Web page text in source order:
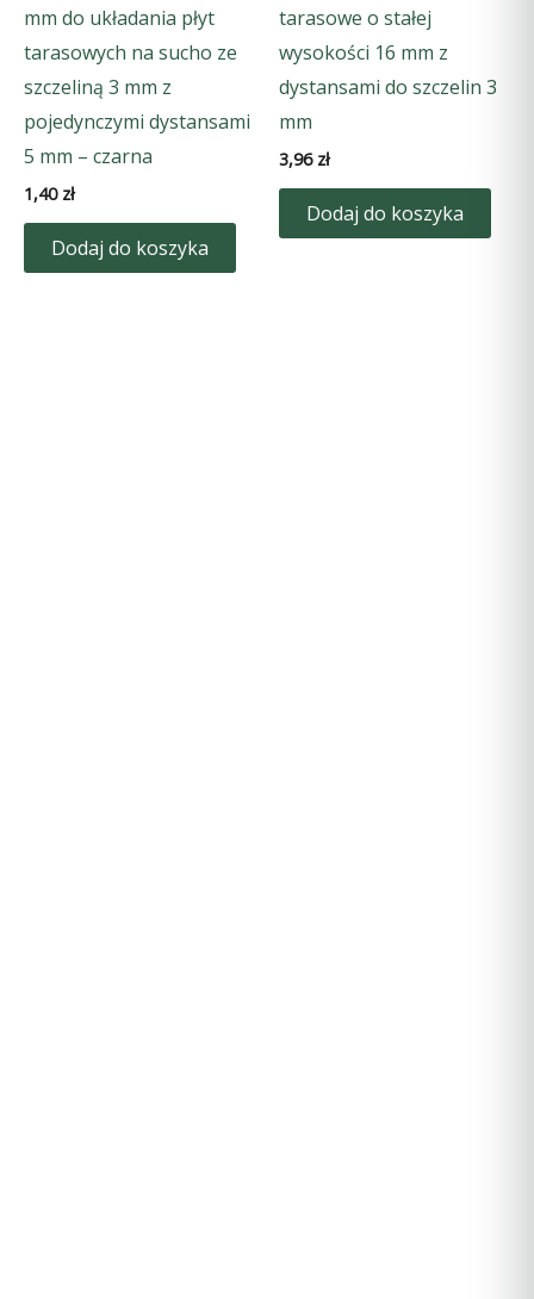
mm do układania płyt
tarasowych na sucho ze
szczeliną 3 mm z
pojedynczymi dystansami
5 mm – czarna
1,40 zł
Dodaj do koszyka
tarasowe o stałej
wysokości 16 mm z
dystansami do szczelin 3
mm
3,96 zł
Dodaj do koszyka